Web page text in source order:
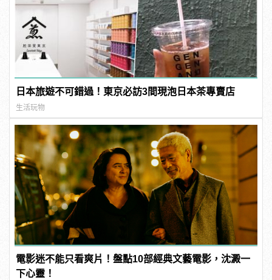
日本旅遊不可錯過！東京必訪3間現泡日本茶專賣店
生活玩物
電影迷不能只看爽片！盤點10部經典文藝電影，沈澱一
下心靈！